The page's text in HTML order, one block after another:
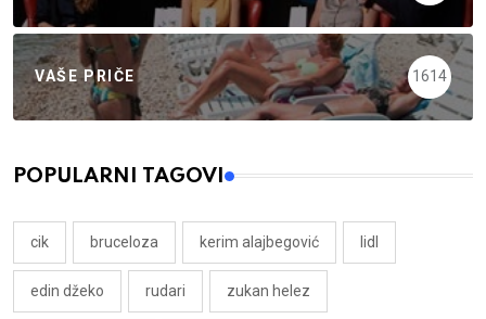
VAŠE PRIČE 1614
POPULARNI TAGOVI
cik bruceloza kerim alajbegović lidl
edin džeko rudari zukan helez